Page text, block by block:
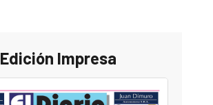
Edición Impresa